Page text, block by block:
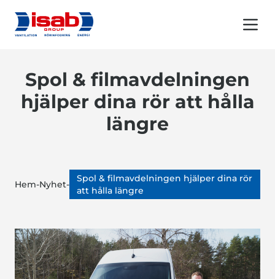
Spol & filmavdelningen
hjälper dina rör att hålla
längre
Hem-Nyhet-
Spol & filmavdelningen hjälper dina rör
att hålla längre